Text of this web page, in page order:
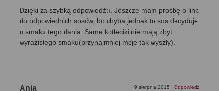
Dzięki za szybką odpowiedź:). Jeszcze mam prośbę o link
do odpowiednich sosów, bo chyba jednak to sos decyduje
o smaku tego dania. Same kotleciki nie mają zbyt
wyrazistego smaku(przynajmniej moje tak wyszły).
Ania 9 sierpnia 2015 | Odpowiedz